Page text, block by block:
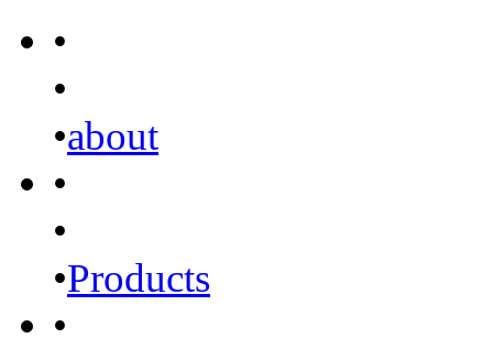
•
•
•about
•
•
•Products
•